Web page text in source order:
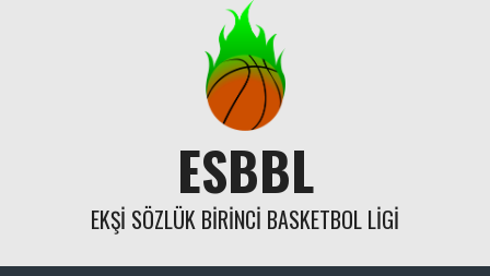
ESBBL
EKŞI SÖZLÜK BIRINCI BASKETBOL LIGI